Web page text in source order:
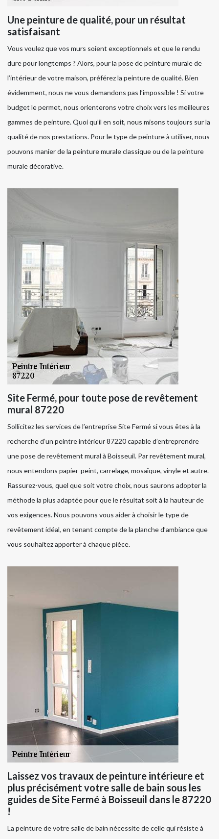
Une peinture de qualité, pour un résultat
satisfaisant
Vous voulez que vos murs soient exceptionnels et que le rendu
dure pour longtemps ? Alors, pour la pose de peinture murale de
l’intérieur de votre maison, préférez la peinture de qualité. Bien
évidemment, nous ne vous demandons pas l’impossible ! Si votre
budget le permet, nous orienterons votre choix vers les meilleures
gammes de peinture. Quoi qu’il en soit, nous misons toujours sur la
qualité de nos prestations. Pour le type de peinture à utiliser, nous
pouvons manier de la peinture murale classique ou de la peinture
murale décorative.
Site Fermé, pour toute pose de revêtement
mural 87220
Sollicitez les services de l’entreprise Site Fermé si vous êtes à la
recherche d’un peintre intérieur 87220 capable d’entreprendre
une pose de revêtement mural à Boisseuil. Par revêtement mural,
nous entendons papier-peint, carrelage, mosaïque, vinyle et autre.
Rassurez-vous, quel que soit votre choix, nous saurons adopter la
méthode la plus adaptée pour que le résultat soit à la hauteur de
vos exigences. Nous pouvons vous aider à choisir le type de
revêtement idéal, en tenant compte de la planche d’ambiance que
vous souhaitez apporter à chaque pièce.
Laissez vos travaux de peinture intérieure et
plus précisément votre salle de bain sous les
guides de Site Fermé à Boisseuil dans le 87220
!
La peinture de votre salle de bain nécessite de celle qui résiste à